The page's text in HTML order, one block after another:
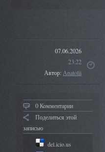
07.06.2026
23:22
Автор:Anatolii
0 Комментарии
Поделиться этой
записью
del.icio.us